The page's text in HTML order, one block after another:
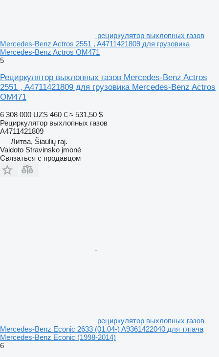
рециркулятор выхлопных газов
Mercedes-Benz Actros 2551 , A4711421809 для грузовика
Mercedes-Benz Actros OM471
5
Рециркулятор выхлопных газов Mercedes-Benz Actros
2551 , A4711421809 для грузовика Mercedes-Benz Actros
OM471
6 308 000 UZS 460 € ≈ 531,50 $
Рециркулятор выхлопных газов
A4711421809
Литва, Šiaulių raj.
Vaidoto Stravinsko įmonė
Связаться с продавцом
рециркулятор выхлопных газов
Mercedes-Benz Econic 2633 (01.04-) A9361422040 для тягача
Mercedes-Benz Econic (1998-2014)
6